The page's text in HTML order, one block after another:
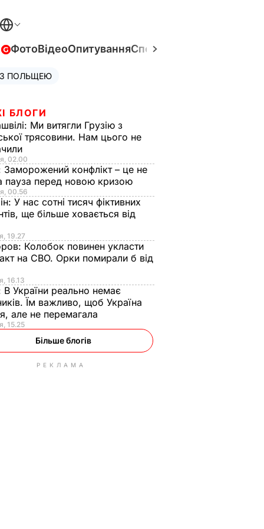
ФотоВідеоОпитуванняСпецпроєкти
ПОЛЬЩЕЮ
БЛОГИ
Ми витягли Грузію з
трясовини. Нам цього не
02.00
Заморожений конфлікт – це не
пауза перед новою кризою
00.56
У нас сотні тисяч фіктивних
ще більше ховається від
19.27
Колобок повинен укласти
на СВО. Орки помирали б від
16.13
В України реально немає
Їм важливо, щоб Україна
але не перемагала
15.25
Більше блогів
РЕКЛАМА